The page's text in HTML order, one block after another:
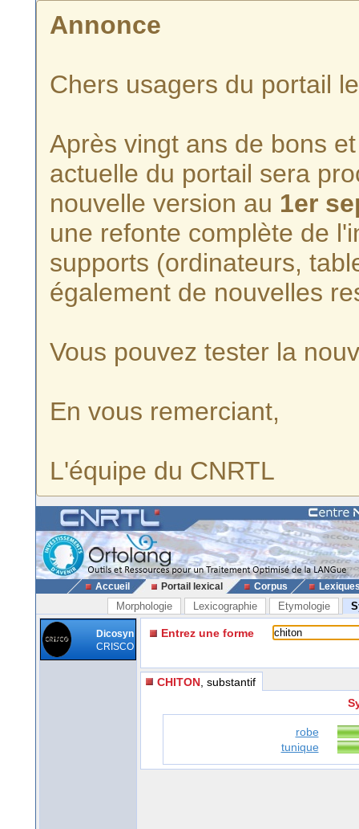
Annonce
Chers usagers du portail
Après vingt ans de bons
actuelle du portail sera
nouvelle version au 1er
une refonte complète de
supports (ordinateurs,
également de nouvelles
Vous pouvez tester la
En vous remerciant,
L'équipe du CNRTL
Accueil Portail lexical Corpus
Morphologie Lexicographie Etymologie
Dicosyn
CRISCO
Entrez une forme
CHITON , substantif
robe
tunique